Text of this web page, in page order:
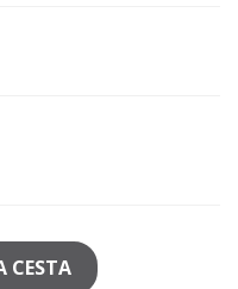
CESTA